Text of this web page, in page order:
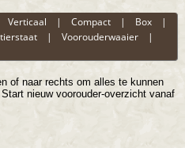
Verticaal |Compact | Box |
|Voorouderwaaier |
of naar rechts om alles te kunnen
nieuw voorouder-overzicht vanaf